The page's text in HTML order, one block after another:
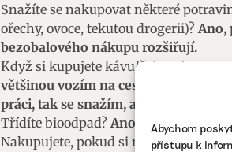
Abychom
přístupu k
Snažíte se nakupovat některé
ořechy, ovoce, tekutou drogerii)?Ano,
bezobalového nákupu rozšiřují.
Když si kupujete kávu/čaj s sebou,
většinou vozím na cesty
práci, tak se snažím, aby to bylo do
Třídíte bioodpad?Ano.
Nakupujete, pokud si můžete vybrat,